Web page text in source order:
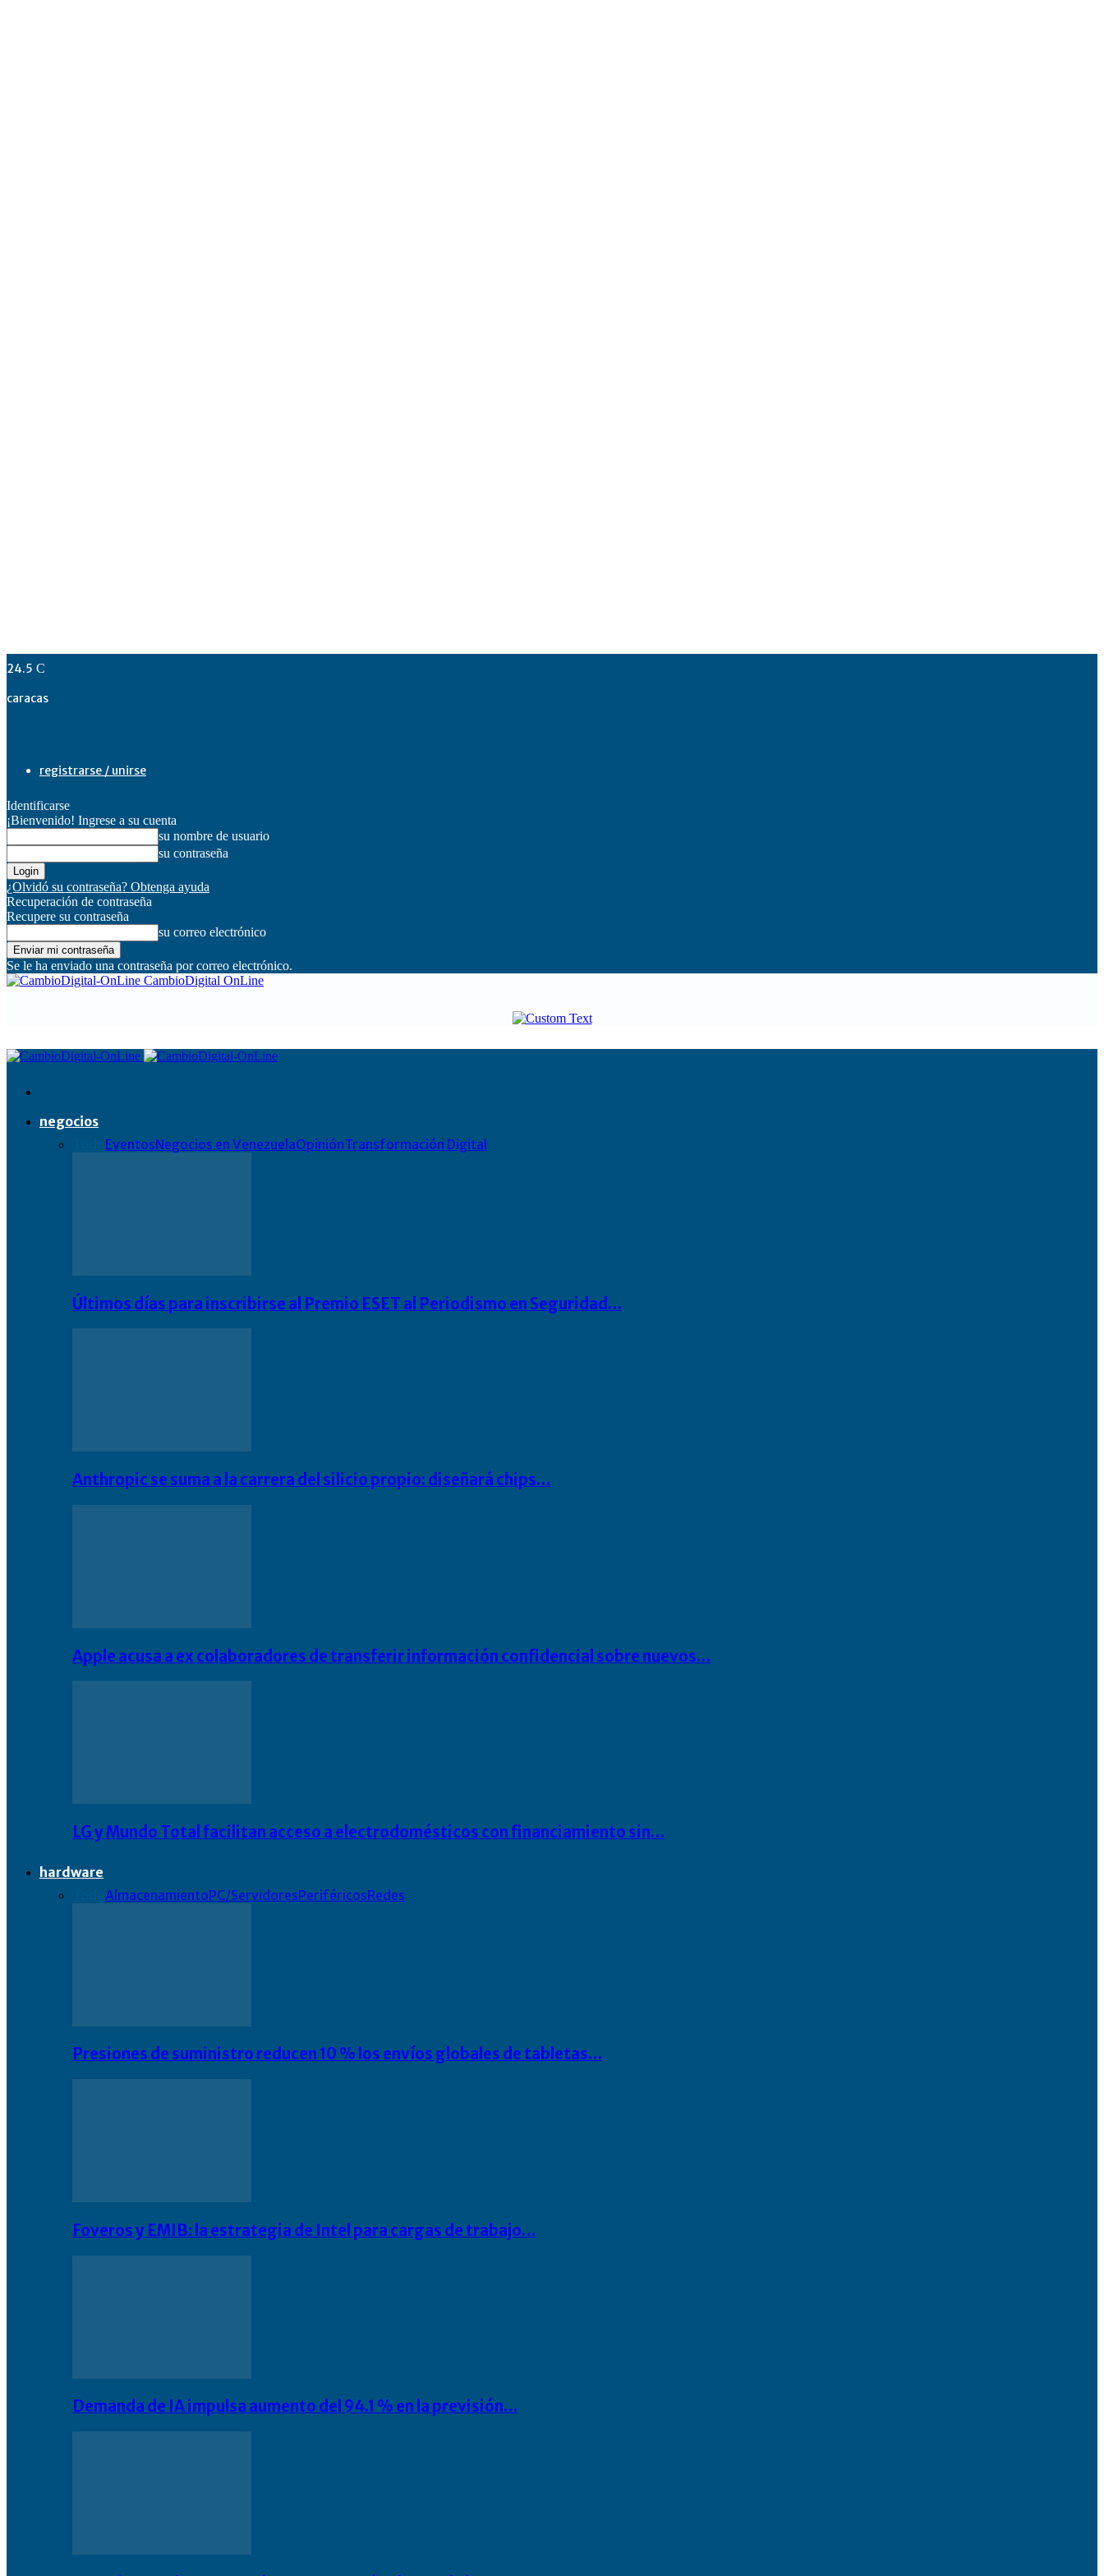
24.5 C
caracas
registrarse / unirse
Identificarse
¡Bienvenido! Ingrese a su cuenta
su nombre de usuario
su contraseña
¿Olvidó su contraseña? Obtenga ayuda
Recuperación de contraseña
Recupere su contraseña
su correo electrónico
Se le ha enviado una contraseña por correo electrónico.
CambioDigital OnLine
negocios
EventosNegocios en VenezuelaOpiniónTransformación Digital
Últimos días para inscribirse al Premio ESET al Periodismo en Seguridad…
Anthropic se suma a la carrera del silicio propio: diseñará chips…
Apple acusa a ex colaboradores de transferir información confidencial sobre nuevos…
LG y Mundo Total facilitan acceso a electrodomésticos con financiamiento sin…
hardware
AlmacenamientoPC/ServidoresPeriféricosRedes
Presiones de suministro reducen 10 % los envíos globales de tabletas…
Foveros y EMIB: la estrategia de Intel para cargas de trabajo…
Demanda de IA impulsa aumento del 94.1 % en la previsión…